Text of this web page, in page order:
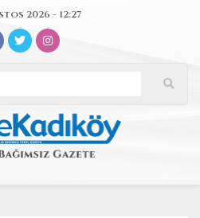
2026 - 12:27